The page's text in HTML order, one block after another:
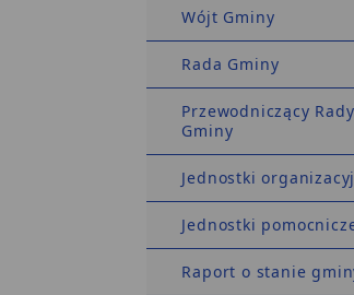
Wójt Gminy
Rada Gminy
Przewodniczący Rady
Gminy
Jednostki
Jednostki
Raport o stanie